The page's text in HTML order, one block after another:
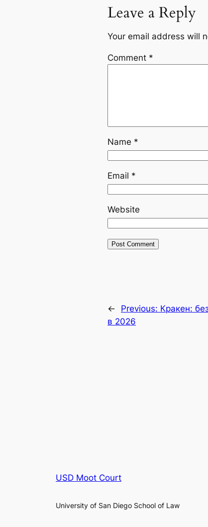
Leave a Reply
Your email address will
Comment *
Name *
Email *
Website
← Previous: Кракен:
в 2026
USD Moot Court
University of San Diego School of Law